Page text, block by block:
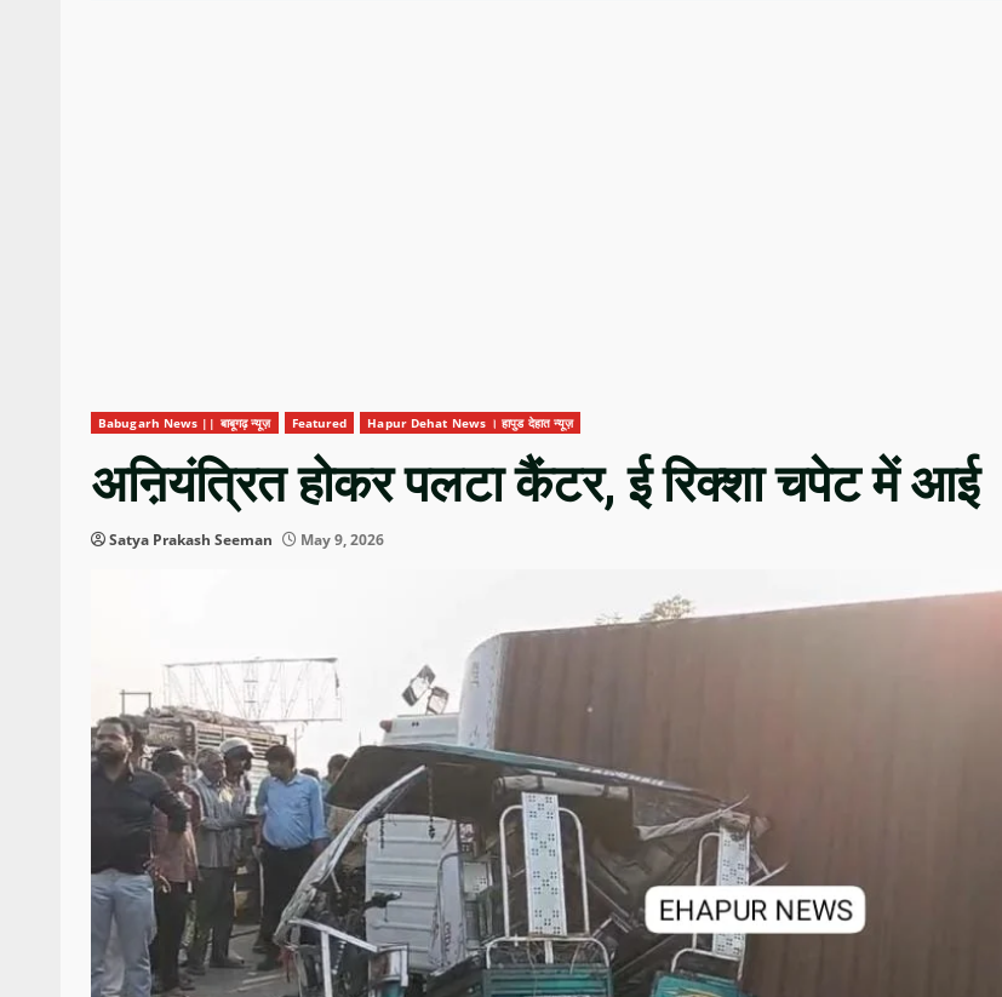
Babugarh News || बाबूगढ़ न्यूज़ Featured Hapur Dehat News । हापुड देहात न्यूज़
अऩियंत्रित होकर पलटा कैंटर, ई रिक्शा चपेट में आई
Satya Prakash Seeman May 9, 2026